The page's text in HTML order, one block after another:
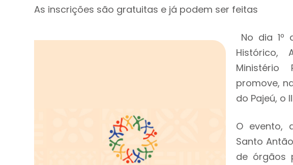
As inscrições são gratuitas e já podem ser feitas
No dia 1º
Histórico,
Ministério
promove,
do Pajeú, o
O evento,
Santo
de órgãos